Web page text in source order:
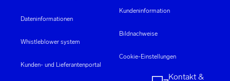
Kontakt &
Dateninformationen
Whistleblower system
Kunden- und Lieferantenportal
Kundeninformation
Bildnachweise
Cookie-Einstellungen